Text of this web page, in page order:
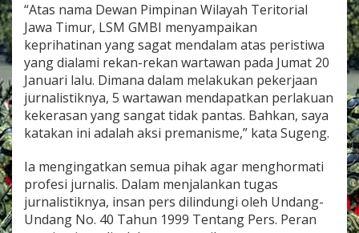
D
e
a
k
D
i
n
a
s
e
r
b
u
k
“Atas nama Dewan Pimpinan Wilayah Teritorial
Jawa Timur, LSM GMBI menyampaikan
keprihatinan yang sagat mendalam atas peristiwa
yang dialami rekan-rekan wartawan pada Jumat 20
Januari lalu. Dimana dalam melakukan pekerjaan
jurnalistiknya, 5 wartawan mendapatkan perlakuan
kekerasan yang sangat tidak pantas. Bahkan, saya
katakan ini adalah aksi premanisme,” kata Sugeng.
Ia mengingatkan semua pihak agar menghormati
profesi jurnalis. Dalam menjalankan tugas
jurnalistiknya, insan pers dilindungi oleh Undang-
Undang No. 40 Tahun 1999 Tentang Pers. Peran